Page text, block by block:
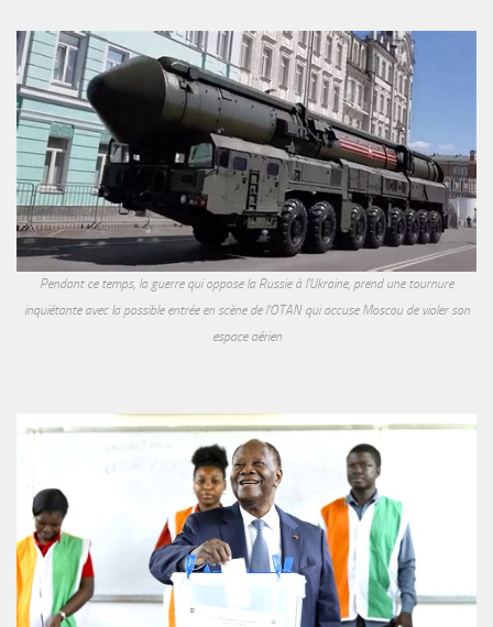
Pendant ce temps, la guerre qui oppose la Russie à l'Ukraine, prend une tournure
inquiétante avec la possible entrée en scène de l'OTAN qui accuse Moscou de violer son
espace aérien